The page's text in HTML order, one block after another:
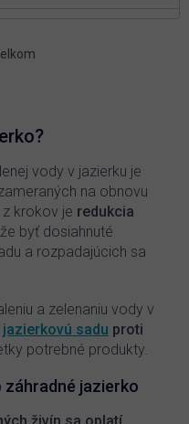
vody v jazierku je
na obnovu
krokov je redukcia
byť dosiahnuté
a rozpadajúcich sa
a zelenaniu vody v
jazierkovú sadu proti
potrebné produkty.
jazierko